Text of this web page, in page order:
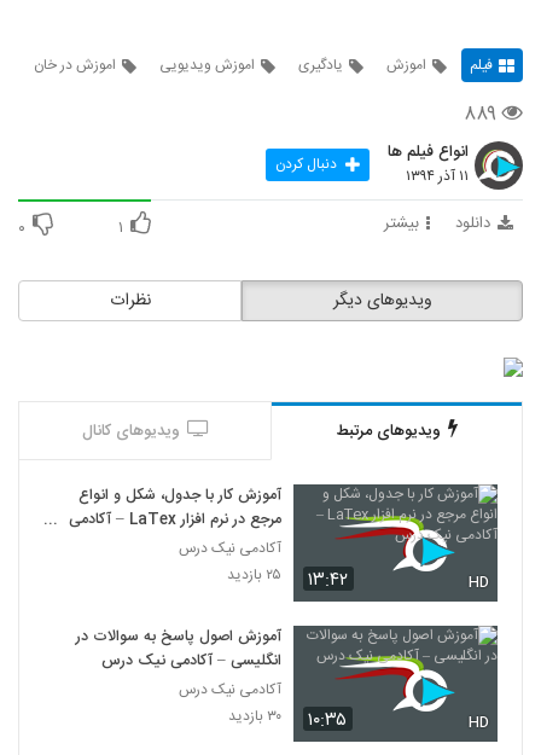
فیلم اموزش یادگیری اموزش ویدیویی اموزش در خان
۸۸۹
انواع فیلم ها
۱۱ آذر ۱۳۹۴ دنبال کردن
دانلود بیشتر ۱ ۰
نظرات ویدیوهای دیگر
ویدیوهای مرتبط ویدیوهای کانال
۱۳:۴۲ HD
آموزش کار با جدول، شکل و انواع
مرجع در نرم افزار LaTex – آکادمی
نیک درس
آکادمی نیک درس
۲۵ بازدید
۱۰:۳۵ HD
آموزش اصول پاسخ به سوالات در
انگلیسی – آکادمی نیک درس
آکادمی نیک درس
۳۰ بازدید